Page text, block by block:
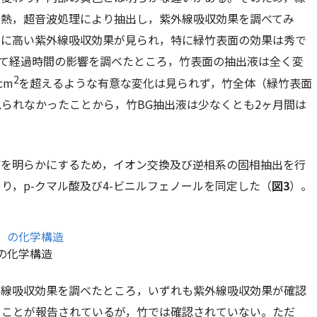
，超音波処理により抽出し，紫外線吸収効果を調べてみ
高い紫外線吸収効果が見られ，特に緑竹表面の効果は秀で
過時間の影響を調べたところ，竹表面の抽出液は全く変
2を超えるような有意な変化は見られず，竹全体（緑竹表面
れなかったことから，竹BG抽出液は少なくとも2ヶ月間は
明らかにするため，イオン交換及び逆相系の固相抽出を行
， p-クマル酸及び4-ビニルフェノールを同定した（図3）。
化学構造
吸収効果を調べたところ，いずれも紫外線吸収効果が確認
とが報告されているが，竹では確認されていない。ただ